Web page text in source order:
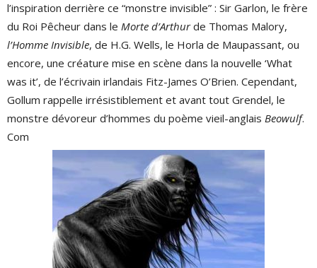
l’inspiration derrière ce “monstre invisible” : Sir Garlon, le frère
du Roi Pêcheur dans le Morte d’Arthurde Thomas Malory,
l’Homme Invisible, de H.G. Wells, le Horla de Maupassant, ou
encore, une créature mise en scène dans la nouvelle ‘What
was it’, de l’écrivain irlandais Fitz-James O’Brien. Cependant,
Gollum rappelle irrésistiblement et avant tout Grendel, le
monstre dévoreur d’hommes du poème vieil-anglais Beowulf.
Com